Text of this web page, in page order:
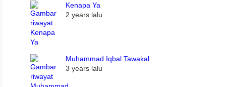
Kenapa Ya
2 years lalu
Muhammad Iqbal Tawakal
3 years lalu